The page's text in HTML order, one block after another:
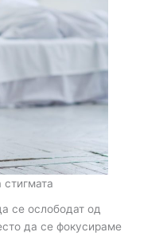
се ослободат од
да се фокусираме